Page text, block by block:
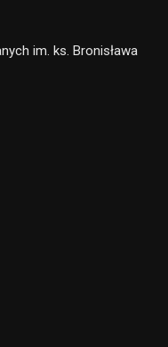
im. ks. Bronisława